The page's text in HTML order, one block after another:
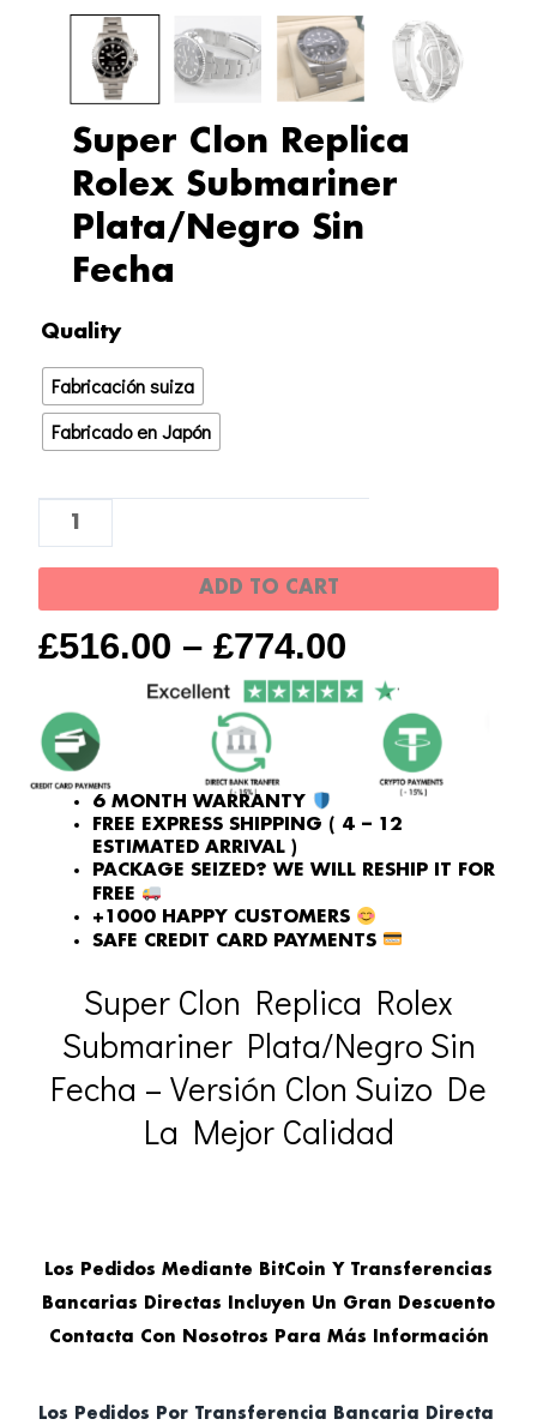
Super Clon Replica
Rolex Submariner
Plata/Negro Sin
Fecha
£516.00 – £774.00
Quality
Fabricación suiza
Fabricado en Japón
Super
Replica
Rolex
Submariner
Plata/Negro
Fecha
ADD TO CART
6 MONTH WARRANTY
FREE EXPRESS SHIPPING ( 4 – 12
ESTIMATED ARRIVAL )
PACKAGE SEIZED? WE WILL RESHIP IT FOR
FREE
+1000 HAPPY CUSTOMERS
SAFE CREDIT CARD PAYMENTS
Super Clon Replica Rolex
Submariner Plata/Negro Sin
Fecha – Versión Clon Suizo De
La Mejor Calidad
Los Pedidos Mediante BitCoin Y Transferencias
Bancarias Directas Incluyen Un Gran Descuento
Contacta Con Nosotros Para Más Información
Los Pedidos Por Transferencia Bancaria Directa